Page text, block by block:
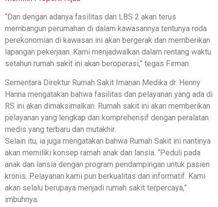
“Dan dengan adanya fasilitas dan LBS 2 akan terus
membangun perumahan di dalam kawasannya tentunya roda
perekonomian di kawasan ini akan bergerak dan memberikan
lapangan pekerjaan. Kami menjadwalkan dalam rentang waktu
setahun rumah sakit ini akan beroperasi,” tegas Firman.
Sementara Direktur Rumah Sakit Imanan Medika dr. Henny
Hanna mengatakan bahwa fasilitas dan pelayanan yang ada di
RS ini akan dimaksimalkan. Rumah sakit ini akan memberikan
pelayanan yang lengkap dan komprehensif dengan peralatan
medis yang terbaru dan mutakhir.
Selain itu, ia juga mengatakan bahwa Rumah Sakit ini nantinya
akan memiliki konsep ramah anak dan lansia. “Peduli pada
anak dan lansia dengan program pendampingan untuk pasien
kronis. Pelayanan kami pun berkualitas dan informatif. Kami
akan selalu berupaya menjadi rumah sakit terpercaya,”
imbuhnya.